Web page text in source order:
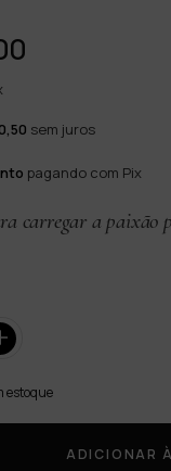
sem juros
pagando com Pix
carregar a paixão
estoque